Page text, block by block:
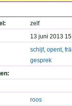
zelf
13 juni 2013
schijf, opent,
gesprek
roos